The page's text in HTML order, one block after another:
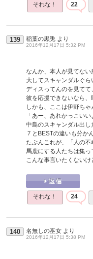
それな！ 22
139 稲葉の黒兎 より
2016年12月17日 5:32 PM
なんか、本人が見てない
大してスキャンダルぐ
ディスってんのを見てて
彼を応援できないなら、
しかも、ここは伊野ちゃ
「あー、あれかっこい
中島のスキャンダル出し
７とBESTの違いも分か
たぶんこれが、「人の
馬鹿にする人たちは集っ
こんな事言いたくない
それな！ 24
140 名無しの巫女 より
2016年12月17日 5:38 PM